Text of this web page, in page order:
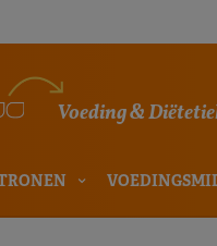
Voeding &